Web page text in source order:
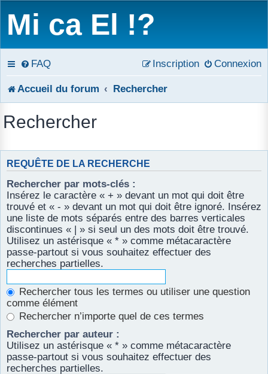
Mi ca El !?
FAQ Connexion
Inscription
Accueil du forum Rechercher
Rechercher
REQUÊTE DE LA RECHERCHE
Rechercher par mots-clés :
Insérez le caractère « + » devant un mot qui doit être
trouvé et « - » devant un mot qui doit être ignoré. Insérez
une liste de mots séparés entre des barres verticales
discontinues « | » si seul un des mots doit être trouvé.
Utilisez un astérisque « * » comme métacaractère
passe-partout si vous souhaitez effectuer des
recherches partielles.
Rechercher tous les termes ou utiliser une question
comme élément
Rechercher n’importe quel de ces termes
Rechercher par auteur :
Utilisez un astérisque « * » comme métacaractère
passe-partout si vous souhaitez effectuer des
recherches partielles.